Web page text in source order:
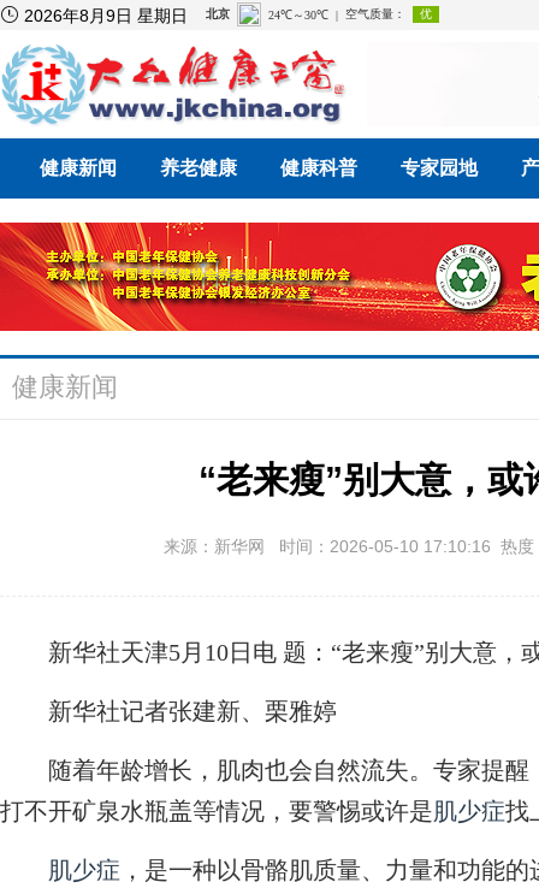
 2026年8月9日 星期日
健康新闻 养老健康 健康科普 专家园地
健康新闻
“老来瘦”别大意，或
来源：新华网 时间：2026-05-10 17:10:16 热
新华社天津5月10日电 题：“老来瘦”别大意，
新华社记者张建新、栗雅婷
随着年龄增长，肌肉也会自然流失。专家提醒
打不开矿泉水瓶盖等情况，要警惕或许是肌少症找
肌少症 ，是一种以骨骼肌质量、力量和功能